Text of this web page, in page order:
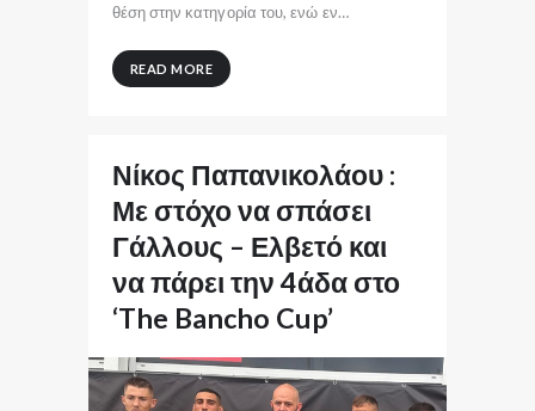
θέση στην κατηγορία του, ενώ εν…
READ MORE
Νίκος Παπανικολάου :
Με στόχο να σπάσει
Γάλλους – Ελβετό και
να πάρει την 4άδα στο
‘The Bancho Cup’